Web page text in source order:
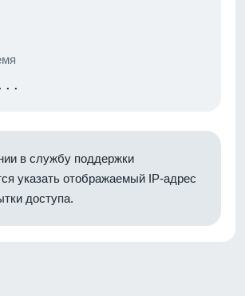
в службу поддержки
указать отображаемый IP-адрес
доступа.